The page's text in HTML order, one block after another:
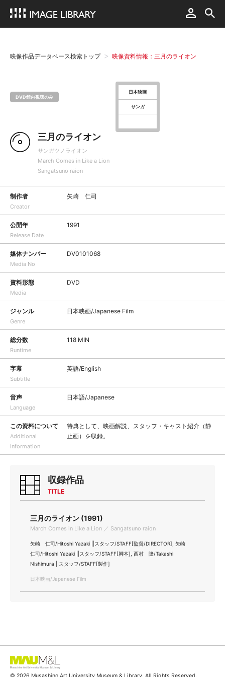
映像作品データベース検索トップ 映像資料情報：三月のライオン
DVD館内視聴のみ
日本映画
サンガ
三月のライオン
サンガツノライオン
March Comes in Like a Lion
Sangatsuno raion
制作者
Creator
矢崎 仁司
公開年
Release Date
1991
媒体ナンバー
Media No
DV0101068
資料形態
Media
DVD
ジャンル
Genre
日本映画/Japanese Film
総分数
Runtime
118 MIN
字幕
Subtitle
英語/English
音声
Language
日本語/Japanese
この資料について
Additional
Information
特典として、映画解説、スタッフ・キャスト紹介（静
止画）を収録。
収録作品
TITLE
三月のライオン (1991)
March Comes in Like a Lion ／ Sangatsuno raion
矢崎 仁司/Hitoshi Yazaki ||スタッフ/STAFF[監督/DIRECTOR], 矢崎
仁司/Hitoshi Yazaki ||スタッフ/STAFF[脚本], 西村 隆/Takashi
Nishimura ||スタッフ/STAFF[製作]
日本映画/Japanese Film